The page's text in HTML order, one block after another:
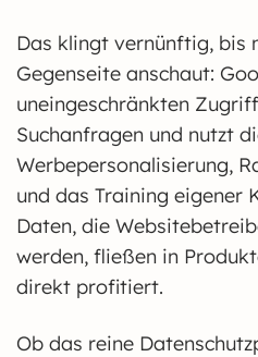
Das klingt vernünftig, bis
Gegenseite anschaut:
uneingeschränkten
Suchanfragen und nutzt
Werbepersonalisierung,
und das Training eigener
Daten, die
werden, fließen in
direkt profitiert.
Ob das reine